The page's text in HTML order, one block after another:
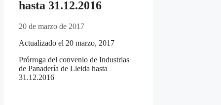
hasta 31.12.2016
20 de marzo de 2017
Actualizado el 20 marzo, 2017
Prórroga del convenio de Industrias
de Panadería de Lleida hasta
31.12.2016